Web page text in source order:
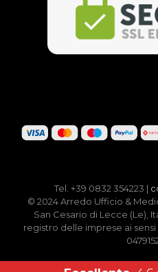
Tel. +39 0832 354223 |
© 2024 Arredo Ufficio &
San Cesario di Lecce (Le),
registro delle imprese ai